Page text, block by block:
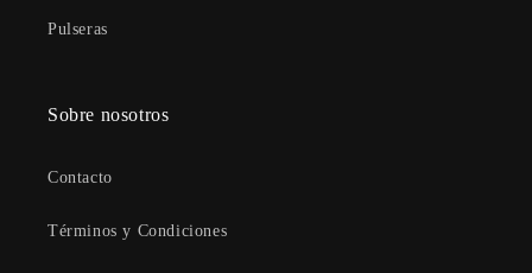
Pulseras
Sobre nosotros
Contacto
Términos y Condiciones